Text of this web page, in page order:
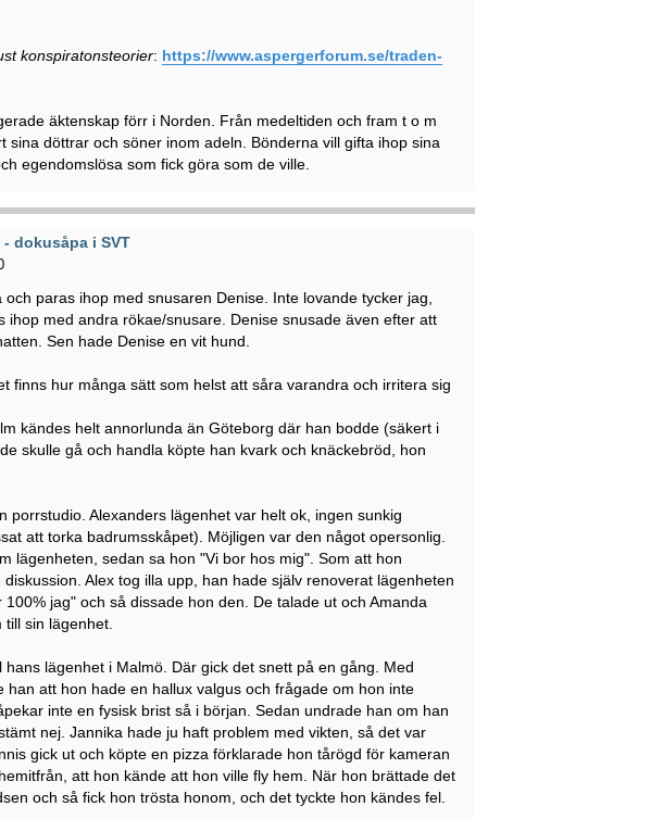
konspiratonsteorier: https://www.aspergerforum.se/traden-
äktenskap förr i Norden. Från medeltiden och fram t o m
sina döttrar och söner inom adeln. Bönderna vill gifta ihop sina
egendomslösa som fick göra som de ville.
dokusåpa i SVT
paras ihop med snusaren Denise. Inte lovande tycker jag,
ihop med andra rökae/snusare. Denise snusade även efter att
Sen hade Denise en vit hund.
finns hur många sätt som helst att såra varandra och irritera sig
kändes helt annorlunda än Göteborg där han bodde (säkert i
skulle gå och handla köpte han kvark och knäckebröd, hon
porrstudio. Alexanders lägenhet var helt ok, ingen sunkig
att torka badrumsskåpet). Möjligen var den något opersonlig.
lägenheten, sedan sa hon "Vi bor hos mig". Som att hon
Alex tog illa upp, han hade själv renoverat lägenheten
jag" och så dissade hon den. De talade ut och Amanda
sin lägenhet.
lägenhet i Malmö. Där gick det snett på en gång. Med
han att hon hade en hallux valgus och frågade om hon inte
inte en fysisk brist så i början. Sedan undrade han om han
nej. Jannika hade ju haft problem med vikten, så det var
gick ut och köpte en pizza förklarade hon tårögd för kameran
att hon kände att hon ville fly hem. När hon brättade det
och så fick hon trösta honom, och det tyckte hon kändes fel.